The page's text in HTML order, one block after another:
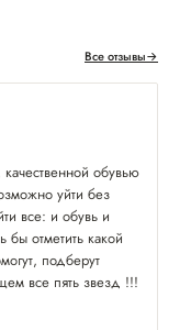
Все отзывы→
обувью
уйти без
все: и обувь и
отметить какой
подберут
все пять звезд !!!